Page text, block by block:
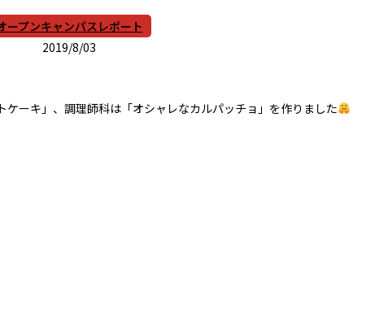
ープンキャンパスレポート
2019/8/03
ーキ」、調理師科は「オシャレなカルパッチョ」を作りました